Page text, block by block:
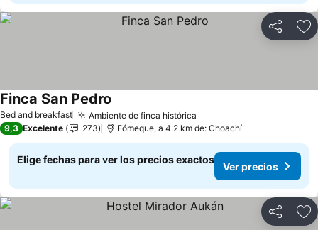
Compartir
Bed and breakfast Ambiente de finca histórica
Finca San Pedro
9,3 Excelente 273 Fómeque, a 4.2 km de: Choachí
Elige fechas para ver los precios exactos
Ver precios
Compartir